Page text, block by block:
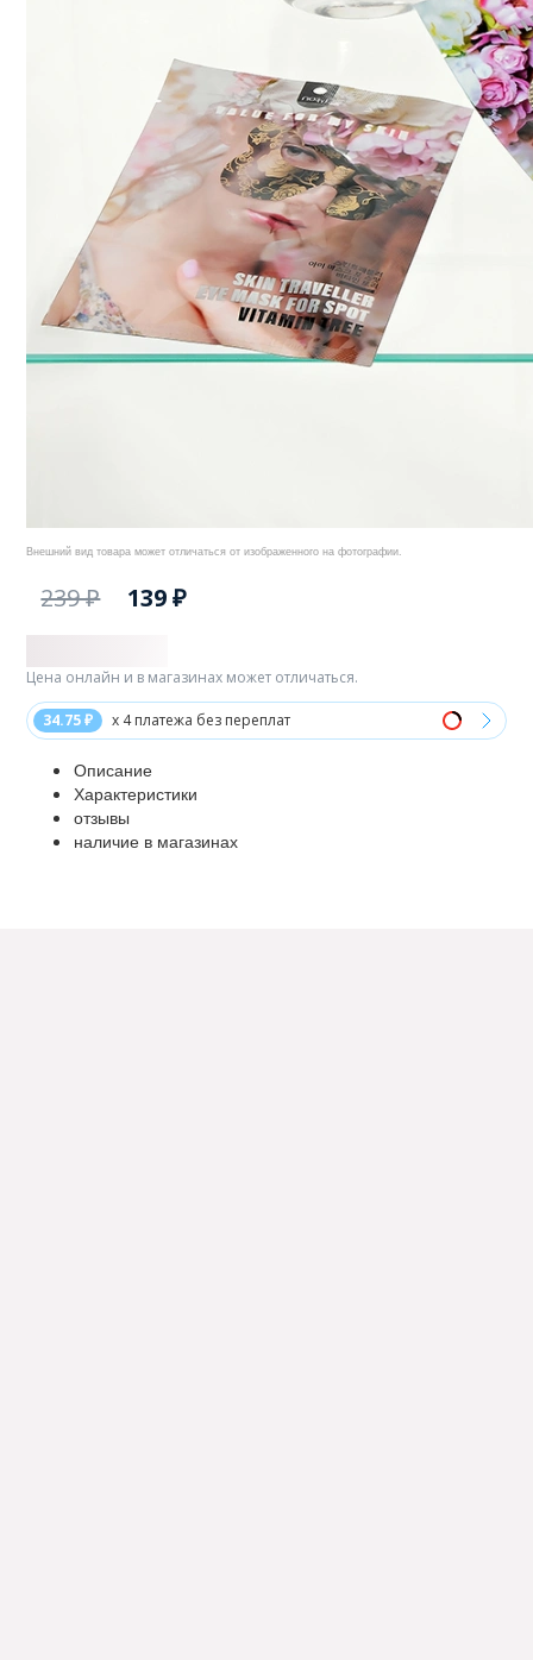
Внешний вид товара может отличаться от изображенного на фотографии.
239 ₽ 139 ₽
34.75 ₽ x 4 платежа без переплат
Цена онлайн и в магазинах может отличаться.
Описание
Характеристики
отзывы
наличие в магазинах